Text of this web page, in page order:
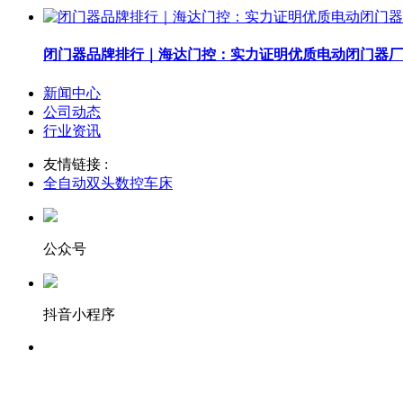
闭门器品牌排行｜海达门控：实力证明优质电动闭门器
新闻中心
公司动态
行业资讯
友情链接 :
全自动双头数控车床
公众号
抖音小程序